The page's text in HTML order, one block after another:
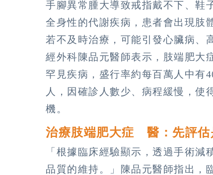
手腳異常腫大導致戒指戴不下、鞋
全身性的代謝疾病，患者會出現肢
若不及時治療，可能引發心臟病、
經外科陳品元醫師表示，肢端肥大
罕見疾病，盛行率約每百萬人中有
人，因確診人數少、病程緩慢，使
機。
治療肢端肥大症 醫：先評估
「根據臨床經驗顯示，透過手術
品質的維持。」陳品元醫師指出，